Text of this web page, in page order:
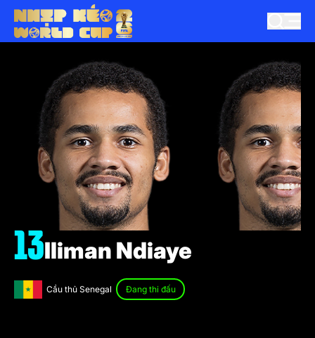
Cầu thủ Senegal Đang thi đấu
13Iliman Ndiaye